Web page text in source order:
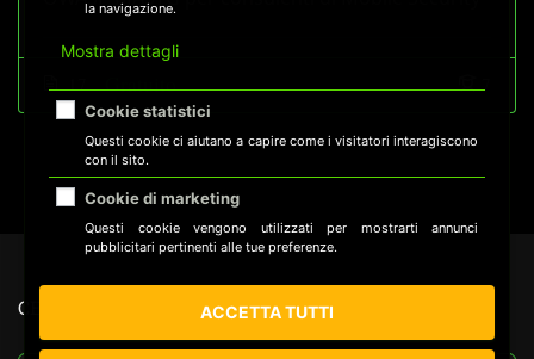
17 7
Gratuito
CERCA NEL SITO
la navigazione.
Mostra dettagli
Cookie statistici
Questi cookie ci aiutano a capire come i visitatori interagiscono
con il sito.
Cookie di marketing
Questi cookie vengono utilizzati per mostrarti annunci
pubblicitari pertinenti alle tue preferenze.
ACCETTA TUTTI